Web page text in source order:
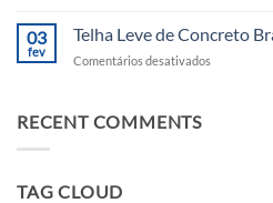
pesada
Concreto
03
fev
Telha Leve de Concreto
Comentários desativados
RECENT COMMENTS
TAG CLOUD